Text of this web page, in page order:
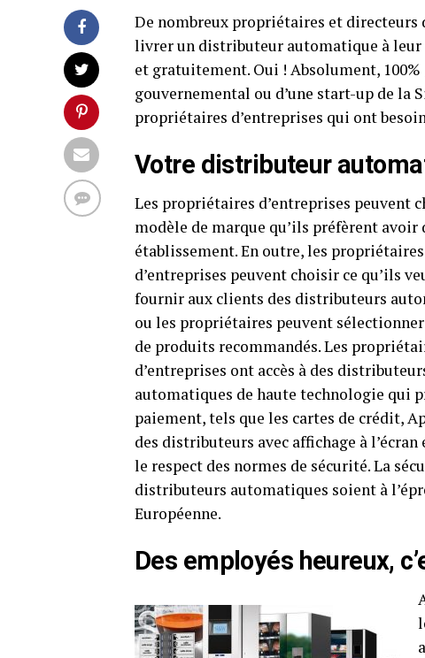
De nombreux propriétaires et directeurs
livrer un distributeur automatique à
et gratuitement. Oui ! Absolument,
gouvernemental ou d’une start-up de la
propriétaires d’entreprises qui ont
Votre distributeur
Les propriétaires d’entreprises peuvent
modèle de marque qu’ils préfèrent avoir
établissement. En outre, les propriétaires
d’entreprises peuvent choisir ce qu’ils
fournir aux clients des distributeurs
ou les propriétaires peuvent
de produits recommandés. Les
d’entreprises ont accès à des
automatiques de haute technologie qui
paiement, tels que les cartes de crédit,
des distributeurs avec affichage à
le respect des normes de sécurité. La
distributeurs automatiques soient à
Européenne.
Des employés heureux,